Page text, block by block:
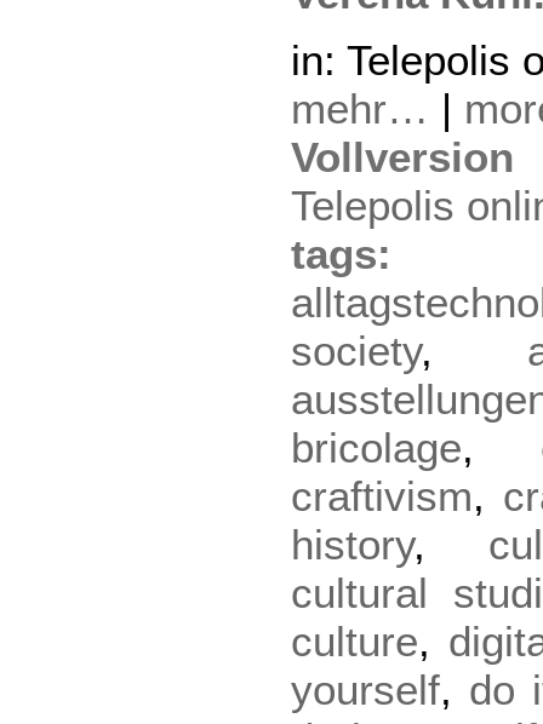
in: Telepolis
mehr… |
Telepolis
society,
bricolage,
craftivism,
history,
cultural
culture,
yourself, do